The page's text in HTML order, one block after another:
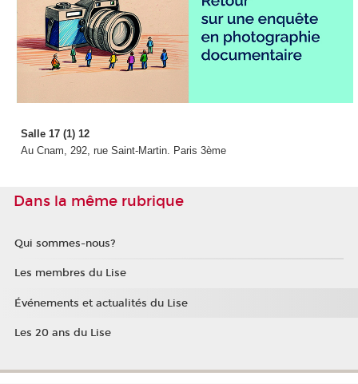
Salle 17 (1) 12
Au Cnam, 292, rue Saint-Martin. Paris 3ème
Dans la même rubrique
Qui sommes-nous?
Les membres du Lise
Événements et actualités du Lise
Les 20 ans du Lise